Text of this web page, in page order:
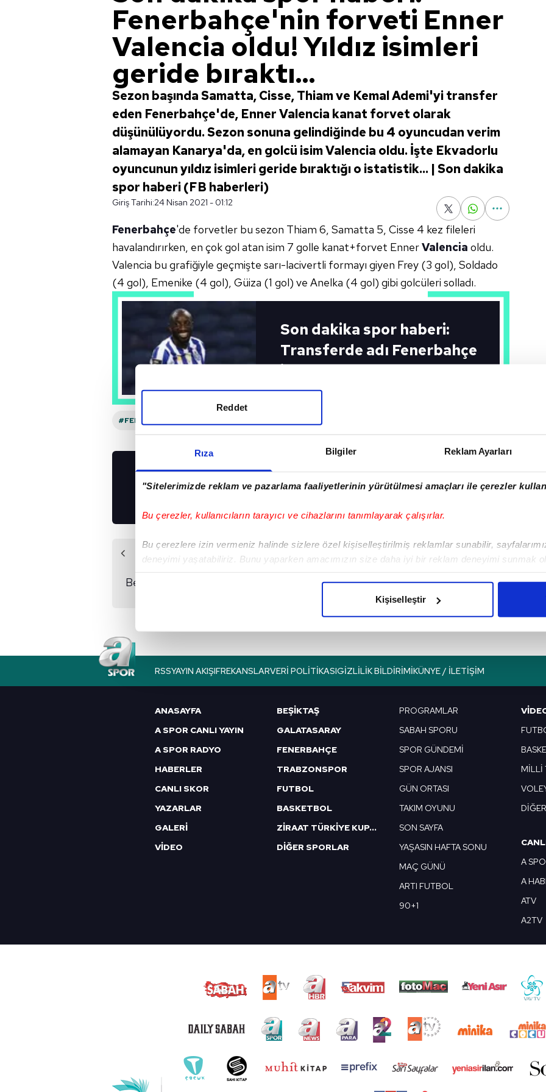
Rıza Bilgiler Reklam Ayarları
"Sitelerimizde reklam ve pazarlama faaliyetlerinin yürütülmesi amaçları ile çerezler
Bu çerezler, kullanıcıların tarayıcı ve cihazlarını tanımlayarak çalışırlar.
Bu çerezlere izin vermeniz halinde sizlere özel kişiselleştirilmiş reklamlar sunabilir,
deneyimi yaşatabiliriz. Bunu yaparken amacımızın size daha iyi bir reklam deneyimi sunmak
Her halükârda, kullanıcılar, bu çerezlere izin vermedikleri takdirde, kullanıcılara hedefli
amacıyla kullanılmaktadır. Diğer çerezler, sitemizin daha işlevsel kılınması ve
Çerezlere ilişkin tercihlerinizi aşağıda yer alan panel vasıtasıyla belirleyebilirsiniz. Çerezlere
butonuna tıklayabilir,Çerez Bilgilendirme Metnimizi ziyaret edebilirsiniz.
6698 sayılı Kişisel Verilerin Korunması Kanunu uyarınca hazırlanmış Aydınlatma Metnimizi
Reddet
Kişiselleştir
Fenerbahçe'nin forveti Enner
Valencia oldu! Yıldız isimleri
geride bıraktı...
Sezon başında Samatta, Cisse, Thiam ve Kemal Ademi'yi transfer
eden Fenerbahçe'de, Enner Valencia kanat forvet olarak
düşünülüyordu. Sezon sonuna gelindiğinde bu 4 oyuncudan verim
alamayan Kanarya'da, en golcü isim Valencia oldu. İşte Ekvadorlu
oyuncunun yıldız isimleri geride bıraktığı o istatistik... | Son dakika
spor haberi (FB haberleri)
Giriş Tarihi:24 Nisan 2021 - 01:12
Fenerbahçe'de forvetler bu sezon Thiam 6, Samatta 5, Cisse 4 kez fileleri
havalandırırken, en çokgol atan isim 7 golle kanat+forvet EnnerValencia oldu.
Valencia bu grafiğiyle geçmişte sarı-lacivertli formayı giyen Frey (3 gol), Soldado
(4 gol), Emenike (4 gol), Güiza (1 gol) ve Anelka (4 gol) gibi golcüleri solladı.
Son dakika spor haberi:
Transferde adı Fenerbahçe
ile anılıyordu! Moussa
Marega resmen açıkladı
#FENERBAHÇE
UYGULAMALARIMIZI
İNDİRİN!
Önceki Haber
Beşiktaş'a sert yanıt!
Sonraki Haber
Kasımpaşa
hazırlıklarını sürdürdü!
RSSYAYIN AKIŞIFREKANSLARVERI POLITIKASIGIZLILIK BILDIRIMIKÜNYE / İLETIŞIM
ANASAYFA
A SPOR CANLI YAYIN
A SPOR RADYO
HABERLER
CANLI SKOR
YAZARLAR
GALERİ
VİDEO
BEŞİKTAŞ
GALATASARAY
FENERBAHÇE
TRABZONSPOR
FUTBOL
BASKETBOL
ZİRAAT TÜRKİYE KUPASI
DİĞER SPORLAR
PROGRAMLAR
SABAH SPORU
SPOR GÜNDEMİ
SPOR AJANSI
GÜN ORTASI
TAKIM OYUNU
SON SAYFA
YAŞASIN HAFTA SONU
MAÇ GÜNÜ
ARTI FUTBOL
90+1
MİLLİ
DİĞER
A
A
ATV
A2TV